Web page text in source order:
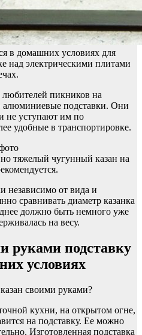
в домашних условиях для
над электрическими плитами
пикников на
алюминиевые подставки. Они
не уступают им по
удобные в транспортировке.
тяжелый чугунный казан на
независимо от вида и
сравнивать диаметр казанка
должно быть немного уже
на весу.
руками подставку
условиях
кухни, на открытом огне,
на подставку. Ее можно
Изготовленная подставка